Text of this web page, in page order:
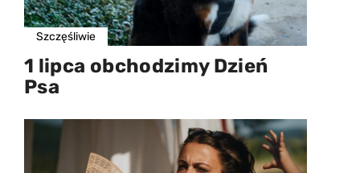
Szczęśliwie
1 lipca obchodzimy Dzień
Psa